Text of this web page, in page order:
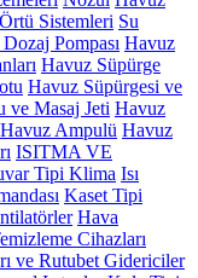
Sistemleri Su
Pompası Havuz
Havuz Süpürge
Havuz Süpürgesi ve
ve Masaj Jeti Havuz
Havuz Ampulü Havuz
ISITMA VE
Tipi Klima Isı
Kaset Tipi
Hava
Cihazları
ve Rutubet Gidericiler